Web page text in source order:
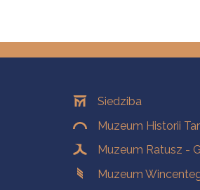
OddziałySiedziba
Muzeum Historii
Muzeum Ratusz -
Muzeum